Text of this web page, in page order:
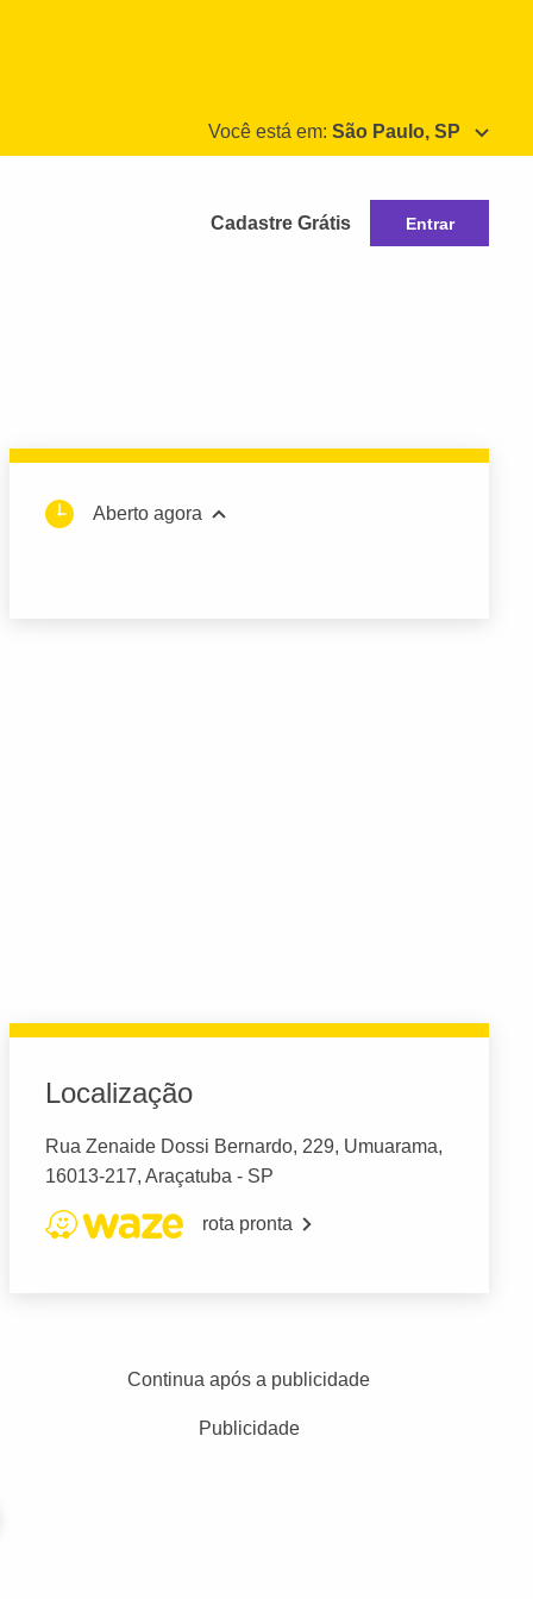
Você está em: São Paulo, SP
Cadastre Grátis Entrar
Aberto agora
Localização
Rua Zenaide Dossi Bernardo, 229, Umuarama,
16013-217, Araçatuba - SP
rota pronta
Continua após a publicidade
Publicidade